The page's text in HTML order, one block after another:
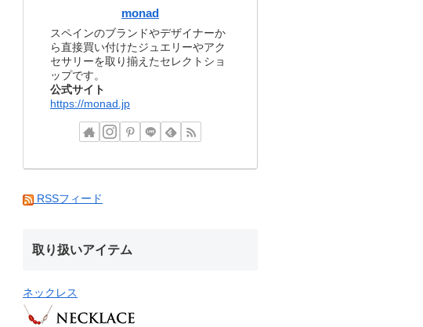
monad
スペインのブランドやデザイナーか
ら直接買い付けたジュエリーやアク
セサリーを取り揃えたセレクトショ
ップです。
公式サイト
https://monad.jp
RSSフィード
取り扱いアイテム
ネックレス